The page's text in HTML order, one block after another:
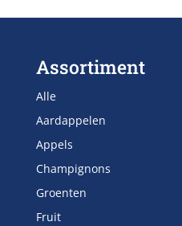
Assortiment
Alle
Aardappelen
Appels
Champignons
Groenten
Fruit